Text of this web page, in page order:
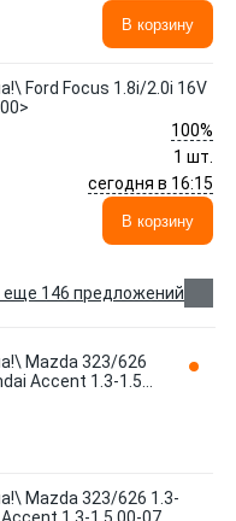
В корзину
Ford Focus 1.8i/2.0i 16V
100%
1 шт.
сегодня в 16:15
В корзину
еще 146 предложений
Mazda 323/626
Accent 1.3-1.5
Mazda 323/626 1.3-